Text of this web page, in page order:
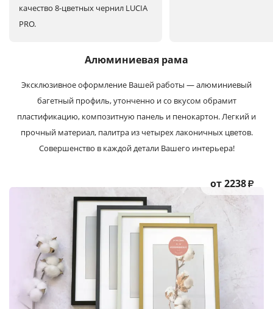
качество 8-цветных чернил LUCIA
PRO.
Алюминиевая рама
Эксклюзивное оформление Вашей работы — алюминиевый
багетный профиль, утонченно и со вкусом обрамит
пластификацию, композитную панель и пенокартон. Легкий и
прочный материал, палитра из четырех лаконичных цветов.
Совершенство в каждой детали Вашего интерьера!
от 2238₽